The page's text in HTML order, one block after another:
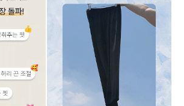
익스클루시브
티셔츠